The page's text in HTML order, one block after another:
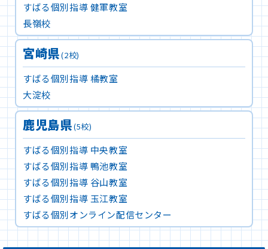
すばる個別指導 健軍教室
長嶺校
宮崎県(2校)
すばる個別指導 橘教室
大淀校
鹿児島県(5校)
すばる個別指導 中央教室
すばる個別指導 鴨池教室
すばる個別指導 谷山教室
すばる個別指導 玉江教室
すばる個別オンライン配信センター